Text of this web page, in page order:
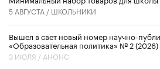
5 АВГУСТА / ШКОЛЬНИКИ
Вышел в свет новый номер научно-
«Образовательная политика» № 2 (2026)
3 ИЮЛЯ / АНОНС